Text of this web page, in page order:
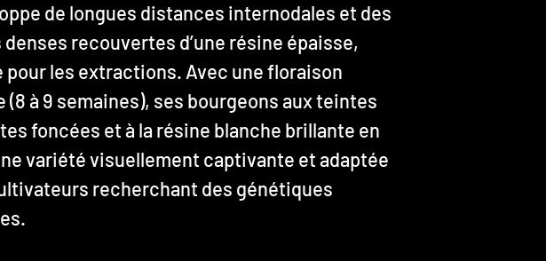
de longues distances internodales et des
recouvertes d’une résine épaisse,
pour les extractions. Avec une floraison
(8 à 9 semaines), ses bourgeons aux teintes
foncées et à la résine blanche brillante en
variété visuellement captivante et adaptée
recherchant des génétiques